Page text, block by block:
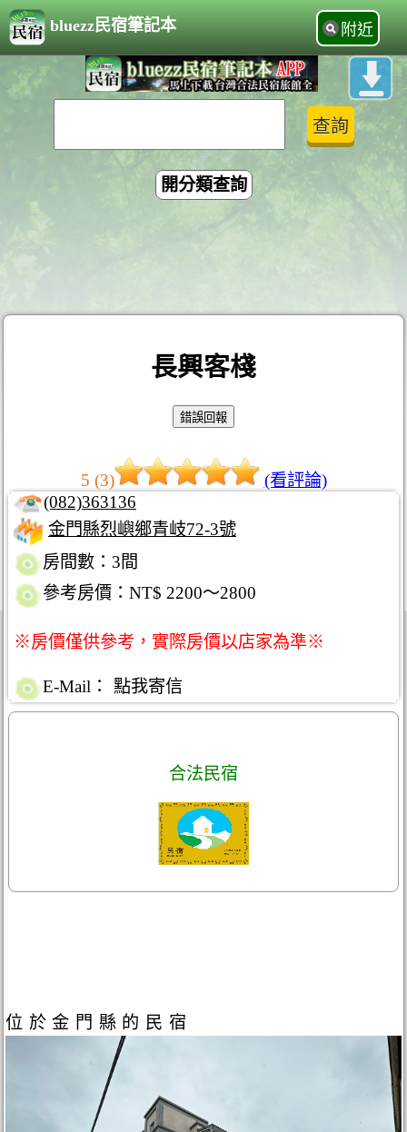
bluezz民宿筆記本 附近
開分類查詢
長興客棧
5 (3)
(看評論)
(082)363136
金門縣烈嶼鄉青岐72-3號
房間數：3間
參考房價：NT$ 2200～2800
※房價僅供參考，實際房價以店家為準※
E-Mail： 點我寄信
合法民宿
位於金門縣的民宿